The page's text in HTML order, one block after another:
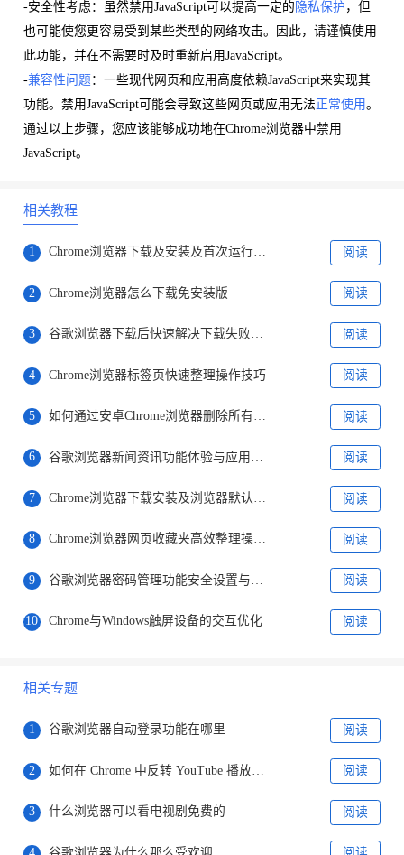
-安全性考虑：虽然禁用JavaScript可以提高一定的 隐私保护 ，但
也可能使您更容易受到某些类型的网络攻击。因此，请谨慎使用
此功能，并在不需要时及时重新启用JavaScript。
-兼容性问题：一些现代网页和应用高度依赖JavaScript来实现其
功能。禁用JavaScript可能会导致这些网页或应用无法正常使用。
通过以上步骤，您应该能够成功地在Chrome浏览器中禁用
JavaScript。
相关教程
1 Chrome浏览器下载及安装及首次运行及网络优化及插件配置 阅读
2 Chrome浏览器怎么下载免安装版 阅读
3 谷歌浏览器下载后快速解决下载失败问题 阅读
4 Chrome浏览器标签页快速整理操作技巧 阅读
5 如何通过安卓Chrome浏览器删除所有保存的网页密码 阅读
6 阅读
7 Chrome浏览器下载安装及浏览器默认搜索引擎配置教程 阅读
8 Chrome浏览器网页收藏夹高效整理操作经验 阅读
9 阅读
10 Chrome与Windows触屏设备的交互优化 阅读
相关专题
1 谷歌浏览器自动登录功能在哪里 阅读
2 如何在 Chrome 中反转 YouTube 播放列表? 阅读
3 什么浏览器可以看电视剧免费的 阅读